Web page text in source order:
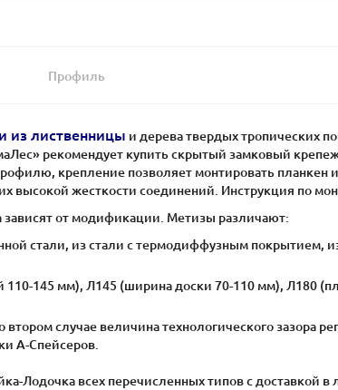
Профиль
из лиственницы и дерева твердых тропических
рекомендует купить скрытый замковый
крепление позволяет монтировать планкен
высокой жесткости соединений. Инструкция по
от модификации. Метизы различают:
стали, из стали с термодиффузным покрытием,
110-145 мм), Л145 (ширина доски 70-110 мм), Л180
случае величина технологического зазора
А-Спейсеров.
Лодочка всех перечисленных типов с доставкой в